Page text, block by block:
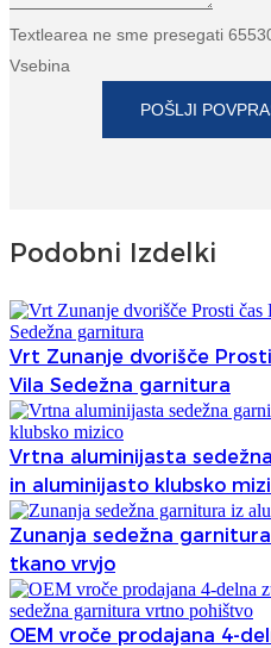
Textlearea ne sme presegati
Vsebina
POŠLJI
Podobni Izdelki
Vrt Zunanje dvorišče
Vila Sedežna garnitura
Vrtna aluminijasta
in aluminijasto klubsko
Zunanja sedežna
tkano vrvjo
OEM vroče prodajana 4-